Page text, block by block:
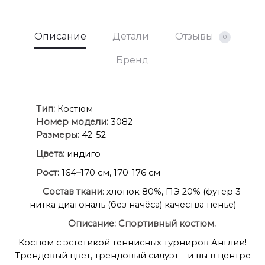
Описание Детали Отзывы 0
Бренд
Тип: Костюм
Номер модели: 3082
Размеры: 42-52
Цвета: индиго
Рост: 164–170 см, 170-176 см
Состав ткани: хлопок 80%, ПЭ 20% (футер 3-
нитка диагональ (без начёса) качества пенье)
Описание: Спортивный костюм.
Костюм с эстетикой теннисных турниров Англии!
Трендовый цвет, трендовый силуэт – и вы в центре